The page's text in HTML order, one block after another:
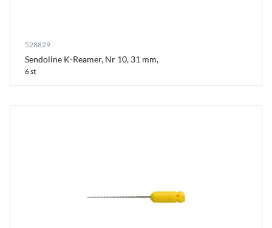
528829
Sendoline K-Reamer, Nr 10, 31 mm,
6 st